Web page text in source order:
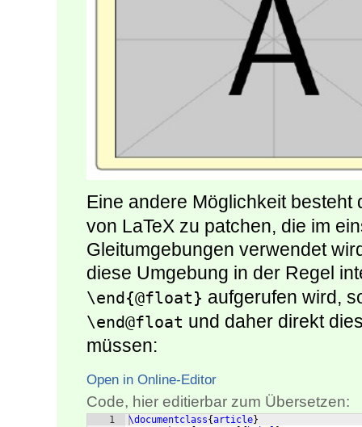
Eine andere Möglichkeit
von LaTeX zu patchen, die im
Gleitumgebungen verwendet
diese Umgebung in der Regel
\end{@float} aufgerufen wird,
\end@float und daher direkt
müssen:
Open in Online-Editor
Code, hier editierbar zum Übersetzen:
1
\documentclass{article}